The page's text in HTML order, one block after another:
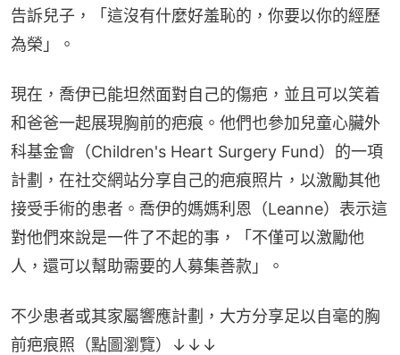
告訴兒子，「這沒有什麼好羞恥的，你要以你的經歷
為榮」。
現在，喬伊已能坦然面對自己的傷疤，並且可以笑着
和爸爸一起展現胸前的疤痕。他們也參加兒童心臟外
科基金會（Children's Heart Surgery Fund）的一項
計劃，在社交網站分享自己的疤痕照片，以激勵其他
接受手術的患者。喬伊的媽媽利恩（Leanne）表示這
對他們來說是一件了不起的事，「不僅可以激勵他
人，還可以幫助需要的人募集善款」。
不少患者或其家屬響應計劃，大方分享足以自毫的胸
前疤痕照（點圖瀏覽）↓↓↓